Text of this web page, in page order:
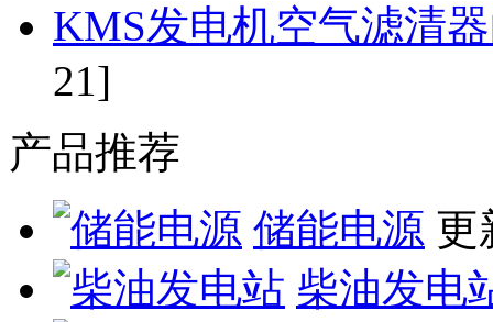
KMS发电机空气滤清
21]
产品推荐
储能电源 更
柴油发电